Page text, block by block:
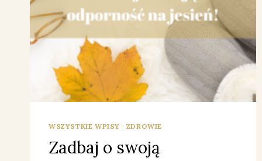
WSZYSTKIE WPISY · ZDROWIE
Zadbaj o swoją